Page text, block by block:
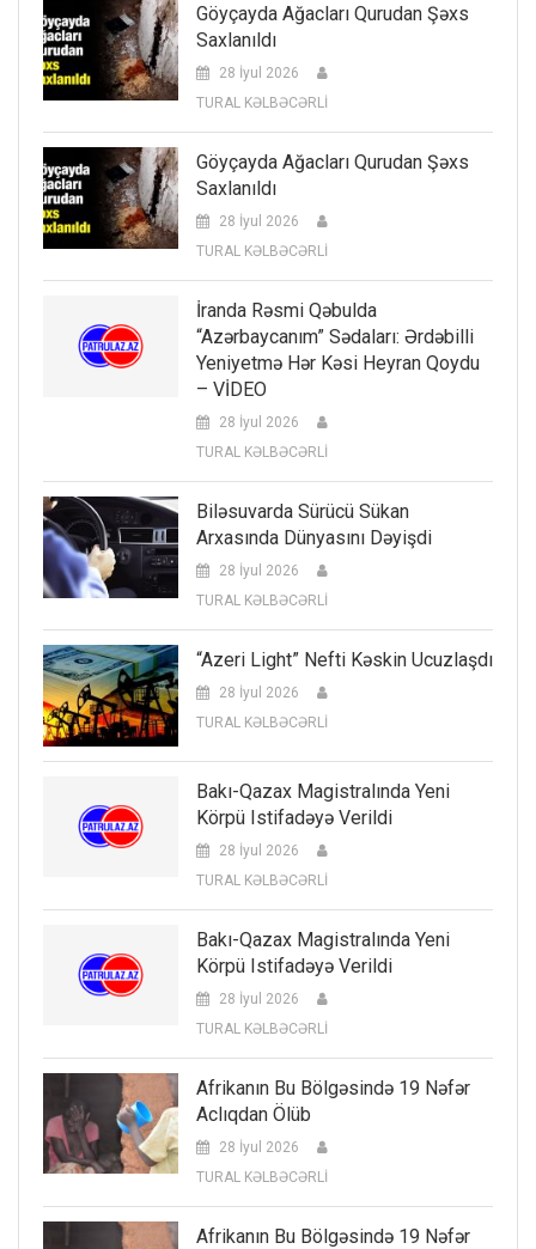
Göyçayda Ağacları Qurudan Şəxs
Saxlanıldı
28 İyul 2026
TURAL KƏLBƏCƏRLİ
Göyçayda Ağacları Qurudan Şəxs
Saxlanıldı
28 İyul 2026
TURAL KƏLBƏCƏRLİ
İranda Rəsmi Qəbulda
“Azərbaycanım” Sədaları: Ərdəbilli
Yeniyetmə Hər Kəsi Heyran Qoydu
– VİDEO
28 İyul 2026
TURAL KƏLBƏCƏRLİ
Biləsuvarda Sürücü Sükan
Arxasında Dünyasını Dəyişdi
28 İyul 2026
TURAL KƏLBƏCƏRLİ
“Azeri Light” Nefti Kəskin Ucuzlaşdı
28 İyul 2026
TURAL KƏLBƏCƏRLİ
Bakı-Qazax Magistralında Yeni
Körpü Istifadəyə Verildi
28 İyul 2026
TURAL KƏLBƏCƏRLİ
Bakı-Qazax Magistralında Yeni
Körpü Istifadəyə Verildi
28 İyul 2026
TURAL KƏLBƏCƏRLİ
Afrikanın Bu Bölgəsində 19 Nəfər
Aclıqdan Ölüb
28 İyul 2026
TURAL KƏLBƏCƏRLİ
Afrikanın Bu Bölgəsində 19 Nəfər